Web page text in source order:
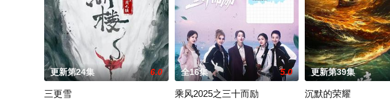
更新第24集 6.0
三更雪
全16集 5.0
乘风2025之三十而励
更新第39集
沉默的荣耀